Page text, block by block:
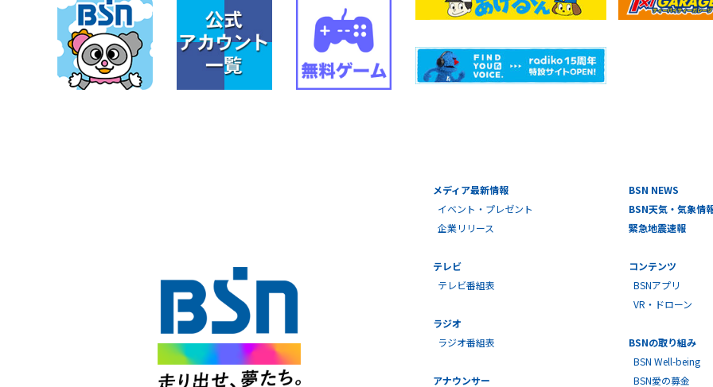
メディア最新情報
イベント・プレゼント
企業リリース
テレビ
テレビ番組表
ラジオ
ラジオ番組表
アナウンサー
BSN NEWS
BSN天気・気象情
緊急地震速報
コンテンツ
BSNアプリ
VR・ドローン
BSNの取り組み
BSN Well-being
BSN愛の募金